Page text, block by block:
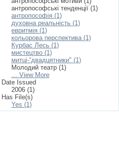
антропософські тенденції (1)
антропософія (1)
духовна реальність (1)
евритмія (1)
кольорова перспектива (1)
Курбас Лесь (1)
мистецтво (1)
митці-“двадцятники" (1)
Молодий театр (1)
... View More
Date Issued
2006 (1)
Has File(s)
Yes (1)